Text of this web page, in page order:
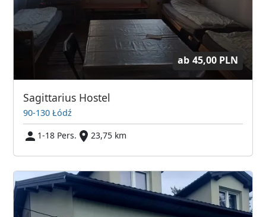
ab 45,00 PLN
Sagittarius Hostel
90-130 Łódź
1-18 Pers.
23,75 km